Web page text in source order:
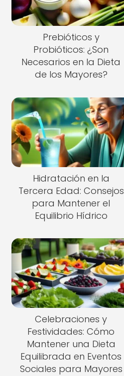
Prebióticos y
Probióticos: ¿Son
Necesarios en la Dieta
de los Mayores?
Hidratación en la
Tercera Edad: Consejos
para Mantener el
Equilibrio Hídrico
Celebraciones y
Festividades: Cómo
Mantener una Dieta
Equilibrada en Eventos
Sociales para Mayores